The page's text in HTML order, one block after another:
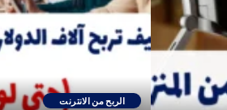
الربح من الانترنت